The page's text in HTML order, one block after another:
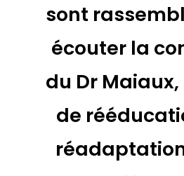
sont
écouter la
du Dr
de
réadaptation